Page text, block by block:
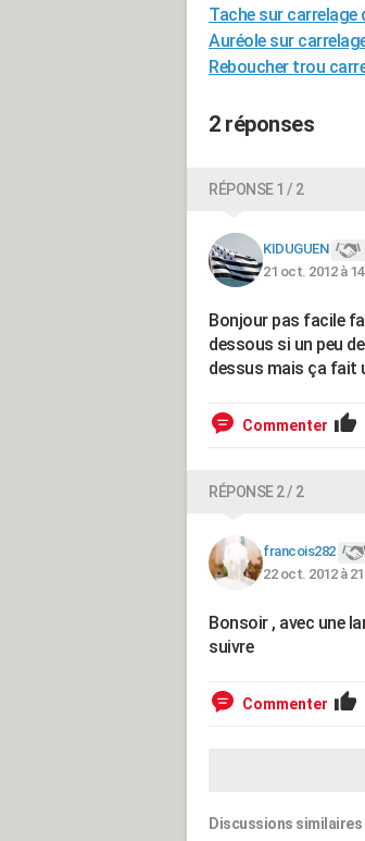
Tache sur carrelage
Auréole sur
Reboucher trou
2 réponses
RÉPONSE 1 / 2
KIDUGUEN
21 oct. 2012 à
Bonjour pas facile
dessous si un peu
dessus mais ça fait
Commenter
RÉPONSE 2 / 2
francois282
22 oct. 2012 à
Bonsoir , avec une
suivre
Commenter
Discussions similaires